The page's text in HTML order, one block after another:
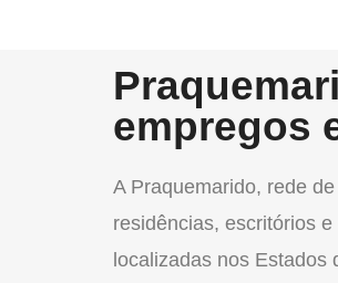
empregos
A Praquemarido, rede
residências, escritórios
localizadas nos Estados